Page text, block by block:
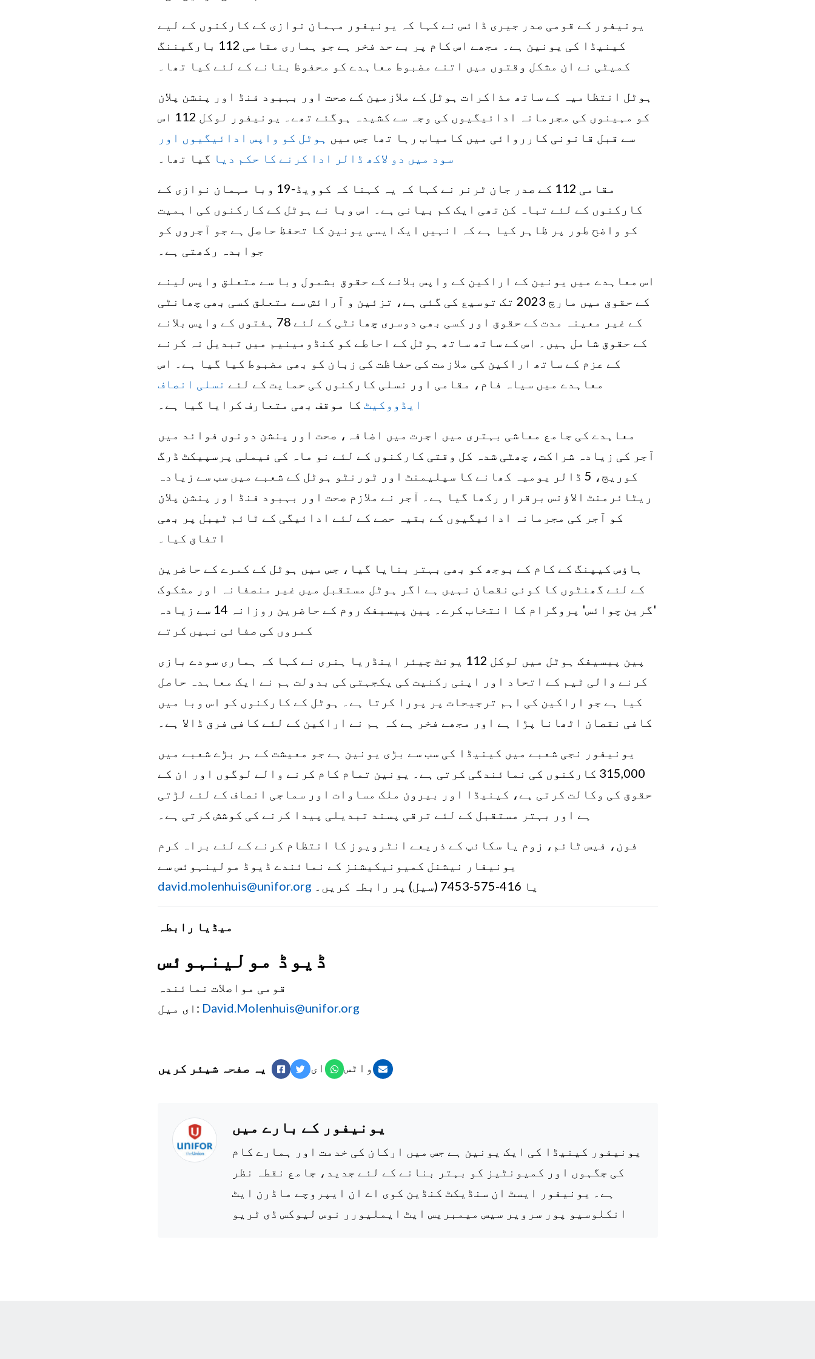
یونیفور کے قومی صدر جیری ڈائس نے کہا کہ یونیفور مہمان نوازی کے کارکنوں کے لیے
کینیڈا کی یونین ہے۔ مجھے اس کام پر بے حد فخر ہے جو ہماری مقامی 112 بارگیننگ
کمیٹی نے ان مشکل وقتوں میں اتنے مضبوط معاہدے کو محفوظ بنانے کے لئے کیا تھا۔
ہوٹل انتظامیہ کے ساتھ مذاکرات ہوٹل کے ملازمین کے صحت اور بہبود فنڈ اور پنشن پلان
کو مہینوں کی مجرمانہ ادائیگیوں کی وجہ سے کشیدہ ہوگئے تھے۔ یونیفور لوکل 112 اس
سے قبل قانونی کارروائی میں کامیاب رہا تھا جس میں ہوٹل کو واپس ادائیگیوں اور
سود میں دو لاکھ ڈالر ادا کرنے کا حکم دیا گیا تھا۔
مقامی 112 کے صدر جان ٹرنر نے کہا کہ یہ کہنا کہ کوویڈ-19 وبا مہمان نوازی کے
کارکنوں کے لئے تباہ کن تھی ایک کم بیانی ہے۔ اس وبا نے ہوٹل کے کارکنوں کی اہمیت
کو واضح طور پر ظاہر کیا ہے کہ انہیں ایک ایسی یونین کا تحفظ حاصل ہے جو آجروں کو
جوابدہ رکھتی ہے۔
اس معاہدے میں یونین کے اراکین کے واپس بلانے کے حقوق بشمول وبا سے متعلق واپس لینے
کے حقوق میں مارچ 2023 تک توسیع کی گئی ہے، تزئین و آرائش سے متعلق کسی بھی چھانٹی
کے غیر معینہ مدت کے حقوق اور کسی بھی دوسری چھانٹی کے لئے 78 ہفتوں کے واپس بلانے
کے حقوق شامل ہیں۔ اس کے ساتھ ساتھ ہوٹل کے احاطے کو کنڈومینیم میں تبدیل نہ کرنے
کے عزم کے ساتھ اراکین کی ملازمت کی حفاظت کی زبان کو بھی مضبوط کیا گیا ہے۔ اس
معاہدے میں سیاہ فام، مقامی اور نسلی کارکنوں کی حمایت کے لئے نسلی انصاف
ایڈووکیٹ کا موقف بھی متعارف کرایا گیا ہے۔
معاہدے کی جامع معاشی بہتری میں اجرت میں اضافہ، صحت اور پنشن دونوں فوائد میں
آجر کی زیادہ شراکت، چھٹی شدہ کل وقتی کارکنوں کے لئے نو ماہ کی فیملی پرسپیکٹ ڈرگ
کوریج، 5 ڈالر یومیہ کھانے کا سپلیمنٹ اور ٹورنٹو ہوٹل کے شعبے میں سب سے زیادہ
ریٹائرمنٹ الاؤنس برقرار رکھا گیا ہے۔ آجر نے ملازم صحت اور بہبود فنڈ اور پنشن پلان
کو آجر کی مجرمانہ ادائیگیوں کے بقیہ حصے کے لئے ادائیگی کے ٹائم ٹیبل پر بھی
اتفاق کیا۔
ہاؤس کیپنگ کے کام کے بوجھ کو بھی بہتر بنایا گیا، جس میں ہوٹل کے کمرے کے حاضرین
کے لئے گھنٹوں کا کوئی نقصان نہیں ہے اگر ہوٹل مستقبل میں غیر منصفانہ اور مشکوک
'گرین چوائس' پروگرام کا انتخاب کرے۔ پین پیسیفک روم کے حاضرین روزانہ 14 سے زیادہ
کمروں کی صفائی نہیں کرتے
پین پیسیفک ہوٹل میں لوکل 112 یونٹ چیئر اینڈریا ہنری نے کہا کہ ہماری سودے بازی
کرنے والی ٹیم کے اتحاد اور اپنی رکنیت کی یکجہتی کی بدولت ہم نے ایک معاہدہ حاصل
کیا ہے جو اراکین کی اہم ترجیحات پر پورا کرتا ہے۔ ہوٹل کے کارکنوں کو اس وبا میں
کافی نقصان اٹھانا پڑا ہے اور مجھے فخر ہے کہ ہم نے اراکین کے لئے کافی فرق ڈالا ہے۔
یونیفور نجی شعبے میں کینیڈا کی سب سے بڑی یونین ہے جو معیشت کے ہر بڑے شعبے میں
315,000 کارکنوں کی نمائندگی کرتی ہے۔ یونین تمام کام کرنے والے لوگوں اور ان کے
حقوق کی وکالت کرتی ہے، کینیڈا اور بیرون ملک مساوات اور سماجی انصاف کے لئے لڑتی
ہے اور بہتر مستقبل کے لئے ترقی پسند تبدیلی پیدا کرنے کی کوشش کرتی ہے۔
فون، فیس ٹائم، زوم یا سکائپ کے ذریعے انٹرویوز کا انتظام کرنے کے لئے براہ کرم
یونیفار نیشنل کمیونیکیشنز کے نمائندے ڈیوڈ مولینہوئس سے
david.molenhuis@unifor.org
یا 416-575-7453 (سیل) پر رابطہ کریں۔
میڈیا رابطہ
ڈیوڈ مولینہوئس
قومی مواصلات نمائندہ
ای میل: David.Molenhuis@unifor.org
یہ صفحہ شیئر کریں فیس بکٹوئٹر واٹس
ایپ ای میل
یونیفور کے بارے میں
یونیفور کینیڈا کی ایک یونین ہے جس میں ارکان کی خدمت اور ہمارے کام
کی جگہوں اور کمیونٹیز کو بہتر بنانے کے لئے جدید، جامع نقطہ نظر
ہے۔ یونیفور ایسٹ ان سنڈیکٹ کنڈین کوی اے ان ایپروچے ماڈرن ایٹ
انکلوسیو پور سرویر سیس میمبریس ایٹ ایملیورر نوس لیوکس ڈی ٹریو